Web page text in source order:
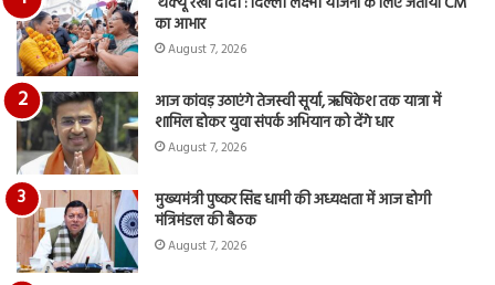
का आभार
August 7, 2026
आज कांवड़ उठाएंगे तेजस्वी सूर्या, ऋषिकेश तक यात्रा में
शामिल होकर युवा संपर्क अभियान को देंगे धार
August 7, 2026
मुख्यमंत्री पुष्कर सिंह धामी की अध्यक्षता में आज होगी
मंत्रिमंडल की बैठक
August 7, 2026